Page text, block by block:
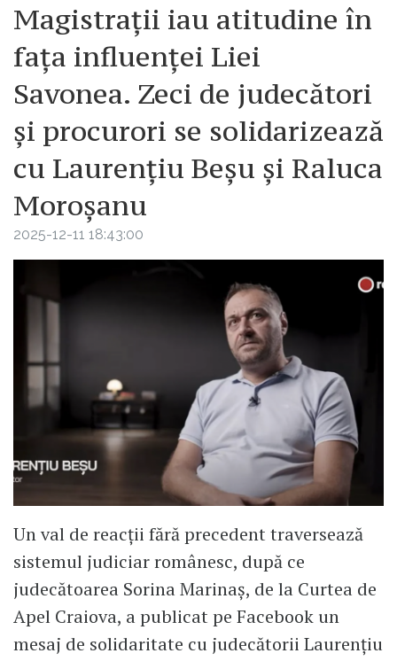
Magistrații iau atitudine în
fața influenței Liei
Savonea. Zeci de judecători
și procurori se solidarizează
cu Laurențiu Beșu și Raluca
Moroșanu
2025-12-11 18:43:00
Un val de reacții fără precedent traversează
sistemul judiciar românesc, după ce
judecătoarea Sorina Marinaș, de la Curtea de
Apel Craiova, a publicat pe Facebook un
mesaj de solidaritate cu judecătorii Laurențiu